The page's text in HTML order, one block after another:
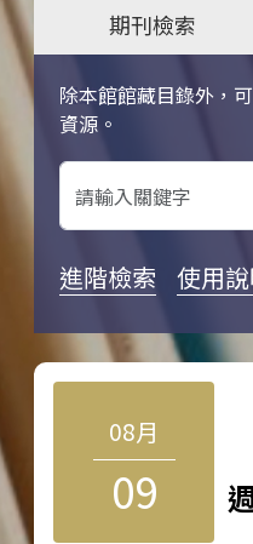
期刊檢索
除本館館藏目錄外，
資源。
關鍵字搜尋
進階檢索 使用
08月
09